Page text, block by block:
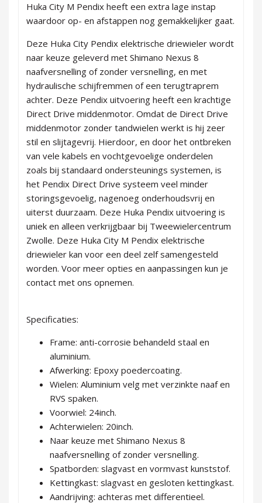
Huka City M Pendix heeft een extra lage instap
waardoor op- en afstappen nog gemakkelijker gaat.
Deze Huka City Pendix elektrische driewieler wordt
naar keuze geleverd met Shimano Nexus 8
naafversnelling of zonder versnelling, en met
hydraulische schijfremmen of een terugtraprem
achter. Deze Pendix uitvoering heeft een krachtige
Direct Drive middenmotor. Omdat de Direct Drive
middenmotor zonder tandwielen werkt is hij zeer
stil en slijtagevrij. Hierdoor, en door het ontbreken
van vele kabels en vochtgevoelige onderdelen
zoals bij standaard ondersteunings systemen, is
het Pendix Direct Drive systeem veel minder
storingsgevoelig, nagenoeg onderhoudsvrij en
uiterst duurzaam. Deze Huka Pendix uitvoering is
uniek en alleen verkrijgbaar bij Tweewielercentrum
Zwolle. Deze Huka City M Pendix elektrische
driewieler kan voor een deel zelf samengesteld
worden. Voor meer opties en aanpassingen kun je
contact met ons opnemen.
Specificaties:
Frame: anti-corrosie behandeld staal en
aluminium.
Afwerking: Epoxy poedercoating.
Wielen: Aluminium velg met verzinkte naaf en
RVS spaken.
Voorwiel: 24inch.
Achterwielen: 20inch.
Naar keuze met Shimano Nexus 8
naafversnelling of zonder versnelling.
Spatborden: slagvast en vormvast kunststof.
Kettingkast: slagvast en gesloten kettingkast.
Aandrijving: achteras met differentieel.